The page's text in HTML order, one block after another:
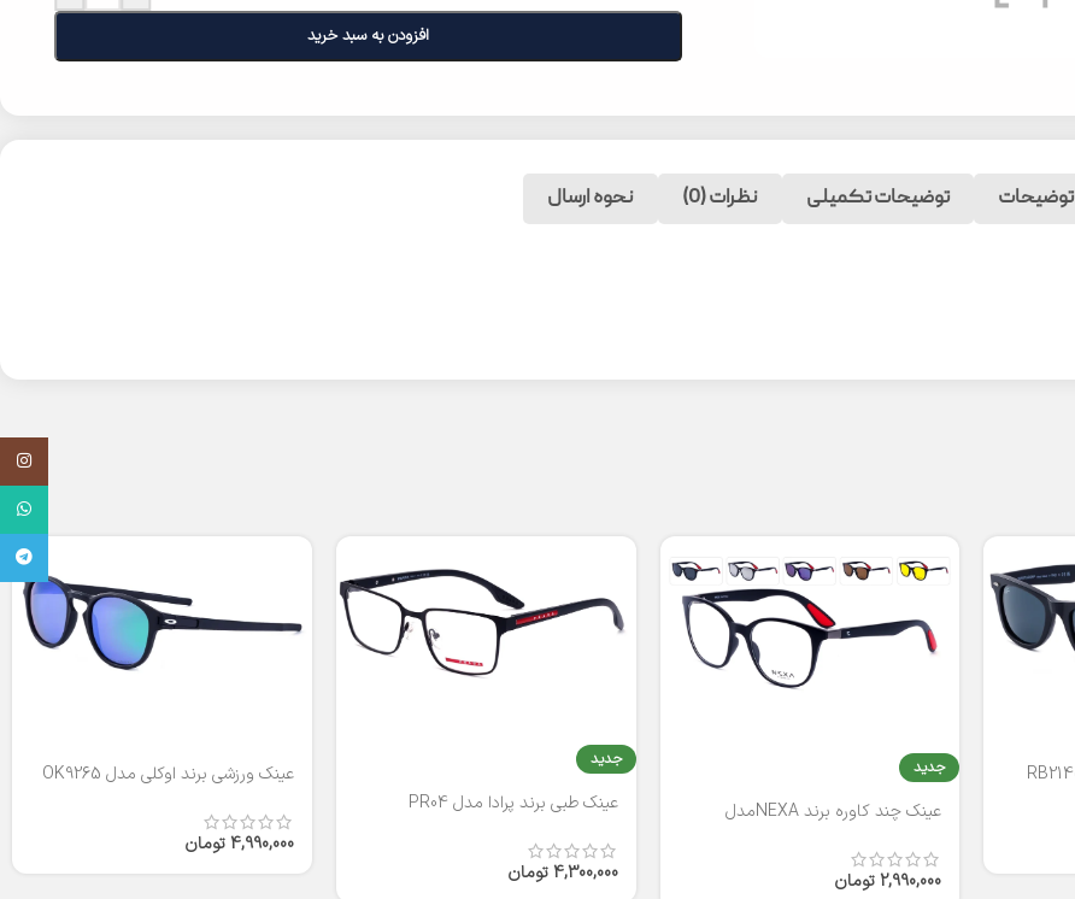
افزودن به سبد خرید
توضیحات توضیحات تکمیلی نظرات (0) نحوه ارسال
جدید
عینک چند کاوره برند NEXAمدل
2,990,000 تومان
جدید
عینک طبی برند پرادا مدل PR04
4,300,000 تومان
عینک ورزشی برند اوکلی مدل OK9265
4,990,000 تومان
واتساپ
تلگرام